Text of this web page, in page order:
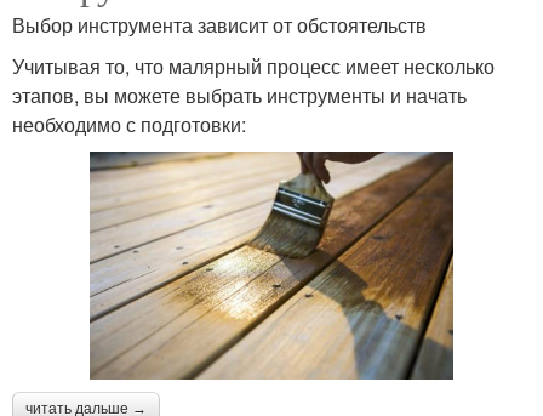
Выбор инструмента зависит от обстоятельств
Учитывая то, что малярный процесс имеет несколько
этапов, вы можете выбрать инструменты и начать
необходимо с подготовки:
читать дальше →